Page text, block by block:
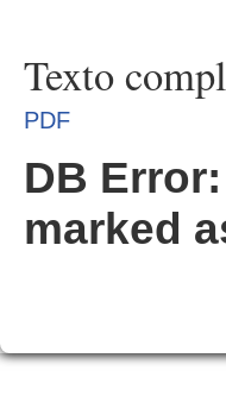
Texto
PDF
DB
marked